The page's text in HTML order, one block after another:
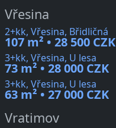
Vřesina
2+kk, Vřesina, Břidličná
107 m² • 28 500 CZK
3+kk, Vřesina, U lesa
73 m² • 28 000 CZK
3+kk, Vřesina, U lesa
63 m² • 27 000 CZK
Vratimov